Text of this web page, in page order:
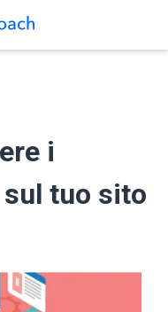
i
tuo sito